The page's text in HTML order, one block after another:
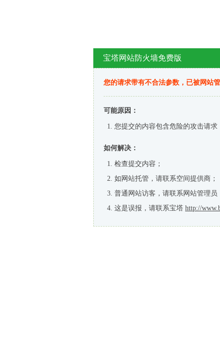
宝塔网站防火墙免费版
您的请求带有不合法参数，已被网站
可能原因：
您提交的内容包含危险的攻击请求
如何解决：
检查提交内容；
如网站托管，请联系空间提供商；
普通网站访客，请联系网站管理员
这是误报，请联系宝塔 http://